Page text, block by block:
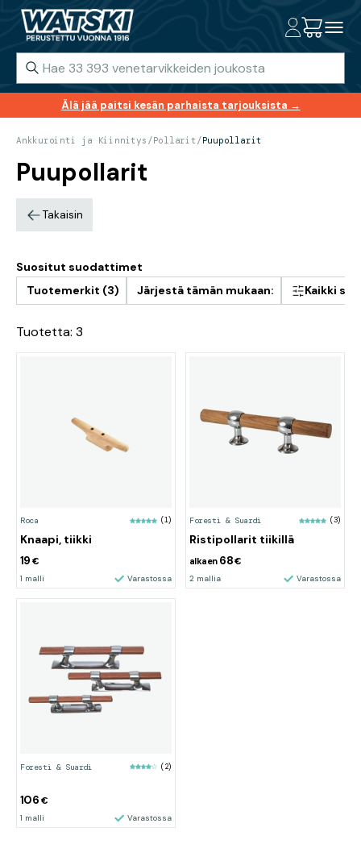
Älä jää paitsi kesän parhaista tarjouksista →
Ankkurointi ja Kiinnitys /Pollarit /Puupollarit
Puupollarit
Takaisin
Suositut suodattimet
Tuotemerkit (3)
Järjestä tämän mukaan: Kaikki
Tuotetta: 3
Roca (1)
Knaapi, tiikki
19€
1 malli Varastossa
Foresti & Suardi (3)
Ristipollarit tiikillä
alkaen 68€
2 mallia Varastossa
Foresti & Suardi (2)
106 €
1 malli Varastossa